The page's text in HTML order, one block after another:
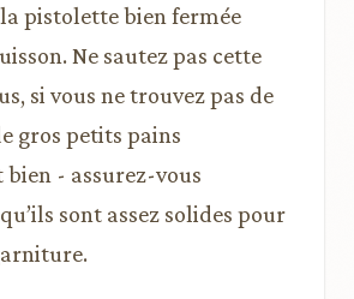
pistolette bien fermée
Ne sautez pas cette
si vous ne trouvez pas de
gros petits pains
- assurez-vous
sont assez solides pour